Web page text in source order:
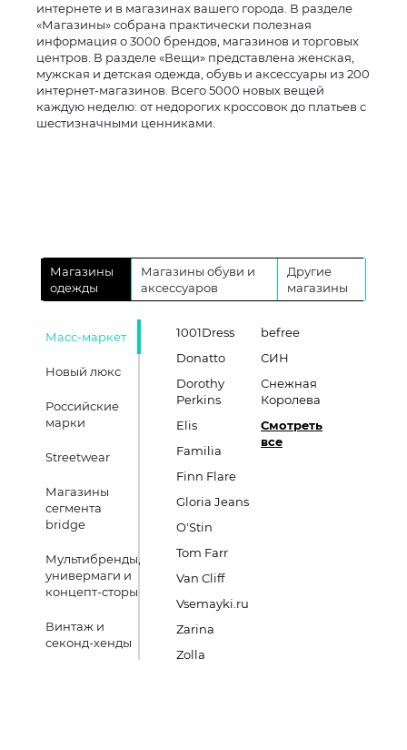
интернете и в магазинах вашего города. В разделе
«Магазины» собрана практически полезная
информация о 3000 брендов, магазинов и торговых
центров. В разделе «Вещи» представлена женская,
мужская и детская одежда, обувь и аксессуары из 200
интернет-магазинов. Всего 5000 новых вещей
каждую неделю: от недорогих кроссовок до платьев с
шестизначными ценниками.
Магазины
одежды
Магазины обуви и
аксессуаров
Другие
магазины
Масс-маркет
Новый люкс
Российские
марки
Streetwear
Магазины
сегмента
bridge
Мультибренды,
универмаги и
концепт-сторы
Винтаж и
секонд-хенды
1001Dress
Donatto
Dorothy
Perkins
Elis
Familia
Finn Flare
Gloria Jeans
O'Stin
Tom Farr
Van Cliff
Vsemayki.ru
Zarina
Zolla
befree
СИН
Снежная
Королева
Смотреть
все